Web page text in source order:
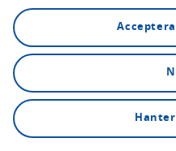
Upptäck alla våra varumärken
Boka en